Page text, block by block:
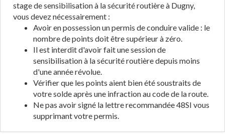
stage de sensibilisation à la sécurité routière à Dugny,
vous devez nécessairement :
Avoir en possession un permis de conduire valide : le
nombre de points doit être supérieur à zéro.
Il est interdit d'avoir fait une session de
sensibilisation à la sécurité routière depuis moins
d'une année révolue.
Vérifier que les points aient bien été soustraits de
votre solde après une infraction au code de la route.
Ne pas avoir signé la lettre recommandée 48SI vous
supprimant votre permis.